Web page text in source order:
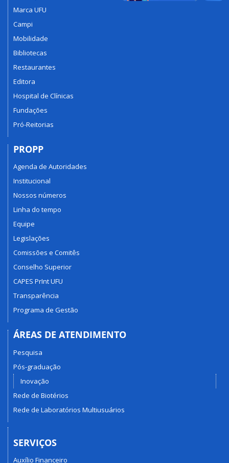
Marca UFU
Campi
Mobilidade
Bibliotecas
Restaurantes
Editora
Hospital de Clínicas
Fundações
Pró-Reitorias
PROPP
Agenda de Autoridades
Institucional
Nossos números
Linha do tempo
Equipe
Legislações
Comissões e Comitês
Conselho Superior
CAPES PrInt UFU
Transparência
Programa de Gestão
ÁREAS DE ATENDIMENTO
Pesquisa
Pós-graduação
Inovação
Rede de Biotérios
Rede de Laboratórios Multiusuários
SERVIÇOS
Auxílio Financeiro